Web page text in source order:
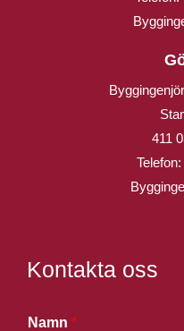
411
Telefon:
Kontakta oss
Namn *